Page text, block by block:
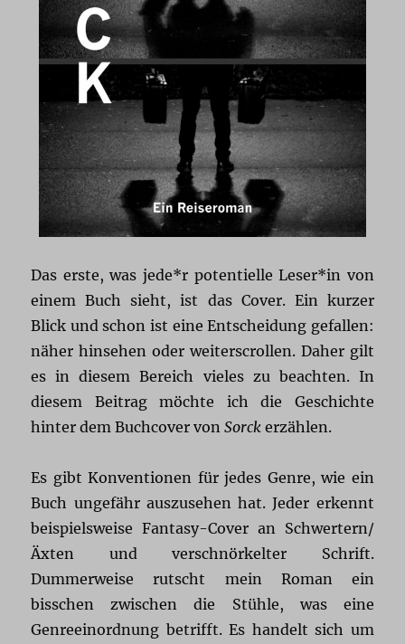
Das erste, was jede*r potentielle Leser*in von
einem Buch sieht, ist das Cover. Ein kurzer
Blick und schon ist eine Entscheidung gefallen:
näher hinsehen oder weiterscrollen. Daher gilt
es in diesem Bereich vieles zu beachten. In
diesem Beitrag möchte ich die Geschichte
hinter dem Buchcover vonSorck erzählen.
Es gibt Konventionen für jedes Genre, wie ein
Buch ungefähr auszusehen hat. Jeder erkennt
beispielsweise Fantasy-Cover an Schwertern/
Äxten und verschnörkelter Schrift.
Dummerweise rutscht mein Roman ein
bisschen zwischen die Stühle, was eine
Genreeinordnung betrifft. Es handelt sich um